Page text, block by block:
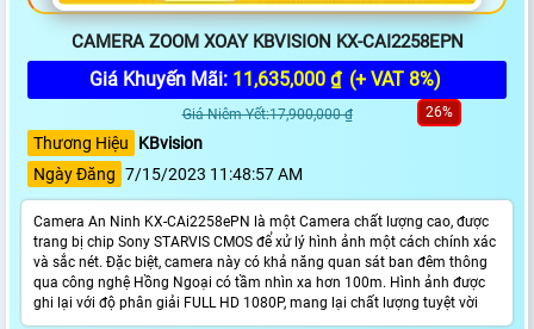
CAMERA ZOOM XOAY KBVISION KX-CAI2258EPN
Giá Khuyến Mãi: 11,635,000 ₫ (+ VAT 8%)
Giá Niêm Yết:17,900,000 ₫ 26%
Thương Hiệu
KBvision
Ngày Đăng 7/15/2023 11:48:57 AM
Camera An Ninh KX-CAi2258ePN là một Camera chất lượng cao, được
trang bị chip Sony STARVIS CMOS để xử lý hình ảnh một cách chính xác
và sắc nét. Đặc biệt, camera này có khả năng quan sát ban đêm thông
qua công nghệ Hồng Ngoại có tầm nhìn xa hơn 100m. Hình ảnh được
ghi lại với độ phân giải FULL HD 1080P, mang lại chất lượng tuyệt vời